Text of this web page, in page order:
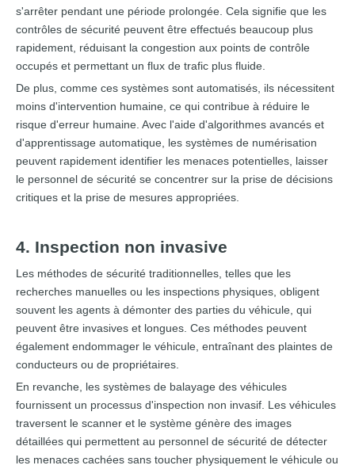
s'arrêter pendant une période prolongée. Cela signifie que les
contrôles de sécurité peuvent être effectués beaucoup plus
rapidement, réduisant la congestion aux points de contrôle
occupés et permettant un flux de trafic plus fluide.
De plus, comme ces systèmes sont automatisés, ils nécessitent
moins d'intervention humaine, ce qui contribue à réduire le
risque d'erreur humaine. Avec l'aide d'algorithmes avancés et
d'apprentissage automatique, les systèmes de numérisation
peuvent rapidement identifier les menaces potentielles, laisser
le personnel de sécurité se concentrer sur la prise de décisions
critiques et la prise de mesures appropriées.
4. Inspection non invasive
Les méthodes de sécurité traditionnelles, telles que les
recherches manuelles ou les inspections physiques, obligent
souvent les agents à démonter des parties du véhicule, qui
peuvent être invasives et longues. Ces méthodes peuvent
également endommager le véhicule, entraînant des plaintes de
conducteurs ou de propriétaires.
En revanche, les systèmes de balayage des véhicules
fournissent un processus d'inspection non invasif. Les véhicules
traversent le scanner et le système génère des images
détaillées qui permettent au personnel de sécurité de détecter
les menaces cachées sans toucher physiquement le véhicule ou